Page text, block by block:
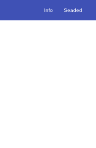
Info Seaded